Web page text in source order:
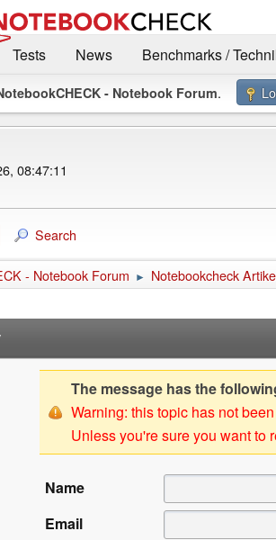
Tests
News Benchmarks /
- Notebook Forum.
08:47:11
Search
- Notebook Forum ► Notebookcheck
The message has the
Warning: this topic has not
Unless you're sure you want to
Name
Email